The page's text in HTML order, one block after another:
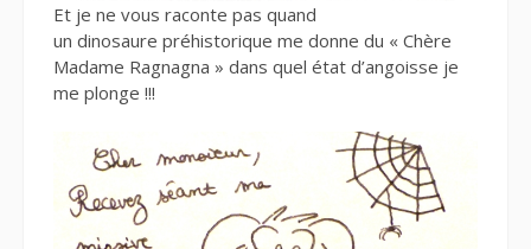
Et je ne vous raconte pas quand
un dinosaure préhistorique me donne du « Chère
Madame Ragnagna » dans quel état d’angoisse je
me plonge !!!